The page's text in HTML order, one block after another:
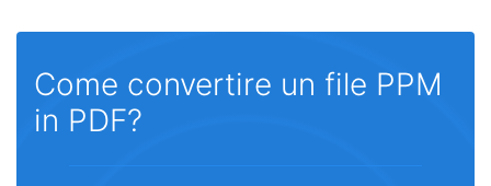
Come convertire un file PPM
in PDF?